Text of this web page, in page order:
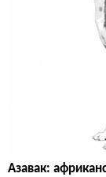
Азавак: